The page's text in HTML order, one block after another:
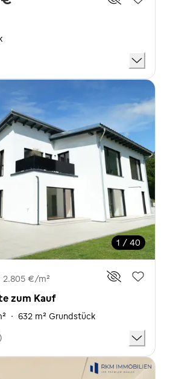
1 / 40
2.805 €/m²
zum Kauf
· 632 m² Grundstück